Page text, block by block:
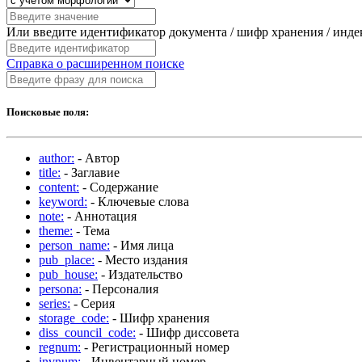
Или введите идентификатор документа / шифр хранения /
Справка о расширенном поиске
Поисковые поля:
author: - Автор
title: - Заглавие
content: - Содержание
keyword: - Ключевые слова
note: - Аннотация
theme: - Тема
person_name: - Имя лица
pub_place: - Место издания
pub_house: - Издательство
persona: - Персоналия
series: - Серия
storage_code: - Шифр хранения
diss_council_code: - Шифр диссовета
regnum: - Регистрационный номер